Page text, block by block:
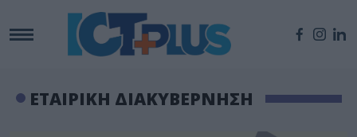
ΕΤΑΙΡΙΚΗ ΔΙΑΚΥΒΕΡΝΗΣΗ